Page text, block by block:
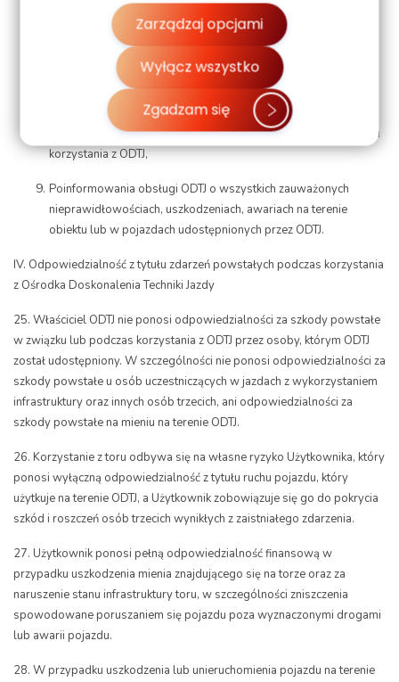
swojej przeglądarki. Więcej informacji o przetwarzaniu
danych znajdziesz w Polityce prywatności.
Zarządzaj opcjami
Wyłącz wszystko
Zgadzam się
Natychmiastowego wstrzymania jazdy lub innych działań w
przypadku powstania jakichkolwiek zagrożeń bezpieczeństwa i
zdrowia ludzi lub mienia oraz niezwłocznego powiadomienia o
takim zdarzeniu Dyspozytora ruchu lub Instruktora,
Ścisłego przestrzegania godzin rozpoczęcia i zakończenia czasu
korzystania z ODTJ,
Poinformowania obsługi ODTJ o wszystkich zauważonych
nieprawidłowościach, uszkodzeniach, awariach na terenie
obiektu lub w pojazdach udostępnionych przez ODTJ.
IV. Odpowiedzialność z tytułu zdarzeń powstałych podczas korzystania
z Ośrodka Doskonalenia Techniki Jazdy
25. Właściciel ODTJ nie ponosi odpowiedzialności za szkody powstałe
w związku lub podczas korzystania z ODTJ przez osoby, którym ODTJ
został udostępniony. W szczególności nie ponosi odpowiedzialności za
szkody powstałe u osób uczestniczących w jazdach z wykorzystaniem
infrastruktury oraz innych osób trzecich, ani odpowiedzialności za
szkody powstałe na mieniu na terenie ODTJ.
26. Korzystanie z toru odbywa się na własne ryzyko Użytkownika, który
ponosi wyłączną odpowiedzialność z tytułu ruchu pojazdu, który
użytkuje na terenie ODTJ, a Użytkownik zobowiązuje się go do pokrycia
szkód i roszczeń osób trzecich wynikłych z zaistniałego zdarzenia.
27. Użytkownik ponosi pełną odpowiedzialność finansową w
przypadku uszkodzenia mienia znajdującego się na torze oraz za
naruszenie stanu infrastruktury toru, w szczególności zniszczenia
spowodowane poruszaniem się pojazdu poza wyznaczonymi drogami
lub awarii pojazdu.
28. W przypadku uszkodzenia lub unieruchomienia pojazdu na terenie